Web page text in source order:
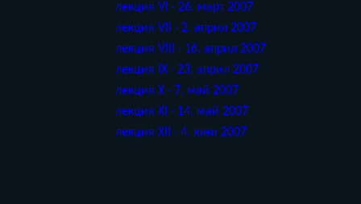
лекция VI · 26. март 2007
лекция VII · 2. април 2007
лекция VIII · 16. април 2007
лекция IX · 23. април 2007
лекция X · 7. май 2007
лекция XI · 14. май 2007
лекция XII · 4. юни 2007